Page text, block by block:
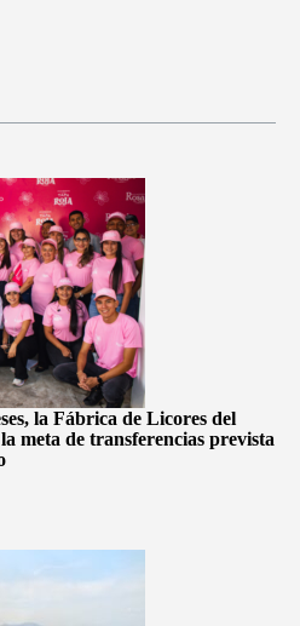
la Fábrica de Licores del
meta de transferencias prevista